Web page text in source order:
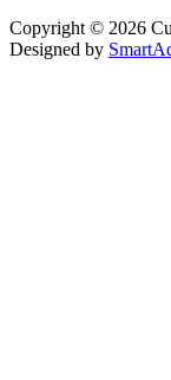
Copyright © 2026
Designed by